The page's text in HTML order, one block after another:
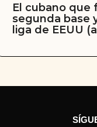
El cubano que
segunda base
liga de EEUU